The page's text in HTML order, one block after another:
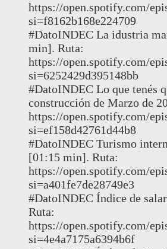
https://open.spotify.com/
si=f8162b168e224709
#DatoINDEC La idustria
min]. Ruta:
https://open.spotify.com/
si=6252429d395148bb
#DatoINDEC Lo que tenés
construcción de Marzo de
https://open.spotify.com/
si=ef158d42761d44b8
#DatoINDEC Turismo
[01:15 min]. Ruta:
https://open.spotify.com/
si=a401fe7de28749e3
#DatoINDEC Índice de
Ruta:
https://open.spotify.com/
si=4e4a7175a6394b6f